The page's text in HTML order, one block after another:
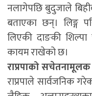
नलागेपछि बुदुजाले
बताएका छन्। लिङ्ग
लिएकी दाङकी
कायम राखेको छ।
राप्रपाको सचेतनामूलक
राप्रपाले सार्वजनिक